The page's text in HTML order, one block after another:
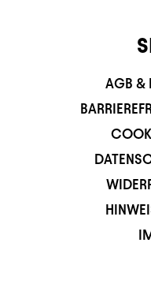
AGB &